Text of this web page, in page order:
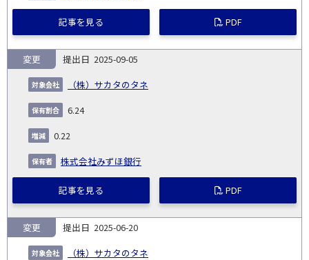
記事を見る PDF
2025-09-05
（株）サカタのタネ
変更
6.24
0.22
株式会社みずほ銀行
記事を見る PDF
2025-06-20
（株）サカタのタネ
変更